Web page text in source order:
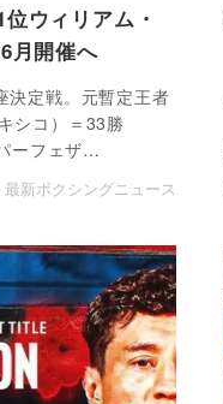
ウィリアム・
月開催へ
決定戦。元暫定王者
シコ）＝33勝
ーフェザ…
最新ボクシングニュース